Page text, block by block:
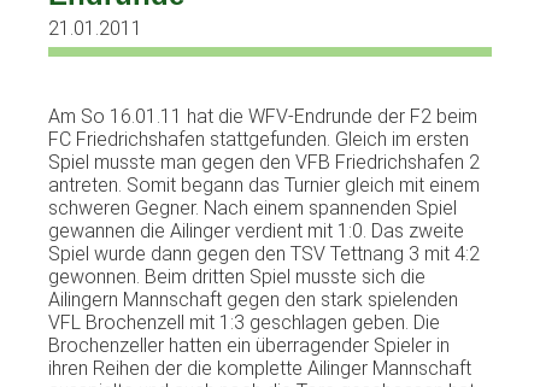
21.01.2011
Am So 16.01.11 hat die WFV-Endrunde der F2 beim
FC Friedrichshafen stattgefunden. Gleich im ersten
Spiel musste man gegen den VFB Friedrichshafen 2
antreten. Somit begann das Turnier gleich mit einem
schweren Gegner. Nach einem spannenden Spiel
gewannen die Ailinger verdient mit 1:0. Das zweite
Spiel wurde dann gegen den TSV Tettnang 3 mit 4:2
gewonnen. Beim dritten Spiel musste sich die
Ailingern Mannschaft gegen den stark spielenden
VFL Brochenzell mit 1:3 geschlagen geben. Die
Brochenzeller hatten ein überragender Spieler in
ihren Reihen der die komplette Ailinger Mannschaft